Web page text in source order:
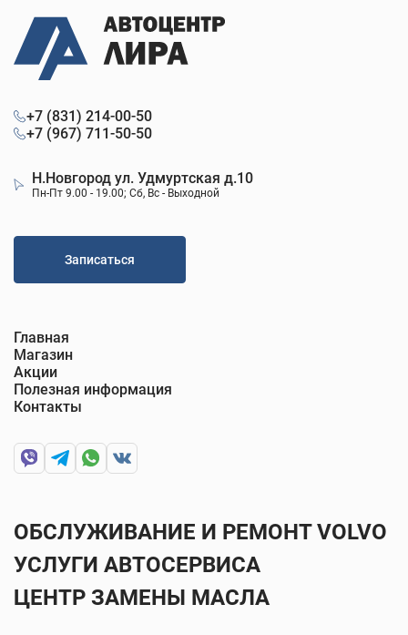
+7 (831) 214-00-50
+7 (967) 711-50-50
Н.Новгород ул. Удмуртская д.10
Пн-Пт 9.00 - 19.00; Сб, Вс - Выходной
Записаться
Главная
Магазин
Акции
Полезная информация
Контакты
ОБСЛУЖИВАНИЕ И РЕМОНТ VOLVO
УСЛУГИ АВТОСЕРВИСА
ЦЕНТР ЗАМЕНЫ МАСЛА